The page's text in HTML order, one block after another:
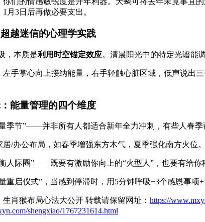
3日后再做必要支出。
越迷信的心理学实践
，本质是利用时空锚定效应。清晨阳光中的特定光谱能
左手掌心向上接纳能量，右手轻触心脏区域，低声说出
能量管理的四个维度
量季节”——并非所有人都适合新年全力冲刺，有些人春季
居/办公布局，如春季增强东方木气，夏季强化南方火位。
人际圈”——既要有激励你向上的“火型人”，也要有给你
重启仪式”，当感到停滞时，用5分钟呼吸+3个感恩事项
肖猴布局心法大公开 转载请保留网址： https://
shengxiao/1767231614.html